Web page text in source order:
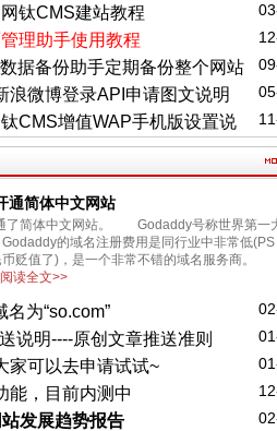
网钛CMS建站教程
理助手使用教程
据备份助手定期备份整个网站
浪微博登录API申请图文说明
钛CMS增值WAP手机版设置说
通简体中文网站
了简体中文网站。 Godaddy号称世界第一
的域名注册费用是同行业中非常低
币贬值了)，是一个非常不错的域名服务商
阅读全文>>
名为“so.com”
说明----原创文章推送准则
家可以去申请试试~
能，目前内测中
发展趋势报告